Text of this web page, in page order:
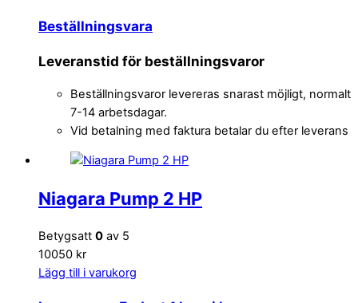
Beställningsvara
Leveranstid för beställningsvaror
Beställningsvaror levereras snarast möjligt, normalt
7-14 arbetsdagar.
Vid betalning med faktura betalar du efter leverans
Niagara Pump 2 HP
Betygsatt 0 av 5
10050 kr
Lägg till i varukorg